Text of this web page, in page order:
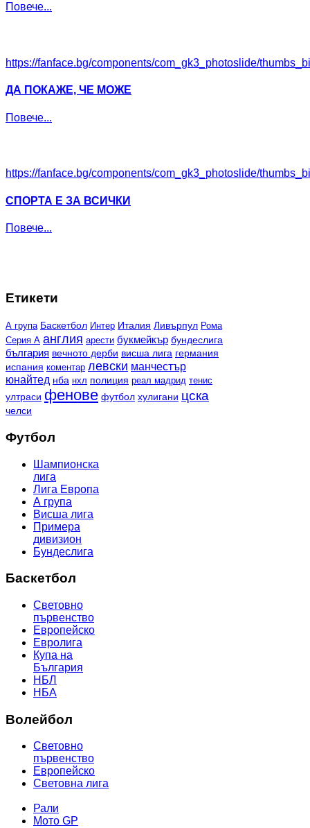
Повече...
https://fanface.bg/components/com_gk3_photoslide/
ДА ПОКАЖЕ, ЧЕ МОЖЕ
Повече...
https://fanface.bg/components/com_gk3_photoslide/
СПОРТА Е ЗА ВСИЧКИ
Повече...
Етикети
А група Баскетбол Интер Италия Ливърпул Рома
Серия А англия арести букмейкър бундеслига
българия вечното дерби висша лига германия
испания коментар левски манчестър
юнайтед нба нхл полиция реал мадрид тенис
ултраси фенове футбол хулигани цска
челси
Футбол
Шампионска
лига
Лига Европа
А група
Висша лига
Примера
дивизион
Бундеслига
Баскетбол
Световно
първенство
Европейско
Евролига
Купа на
България
НБЛ
НБА
Волейбол
Световно
първенство
Европейско
Световна лига
Рали
Мото GP